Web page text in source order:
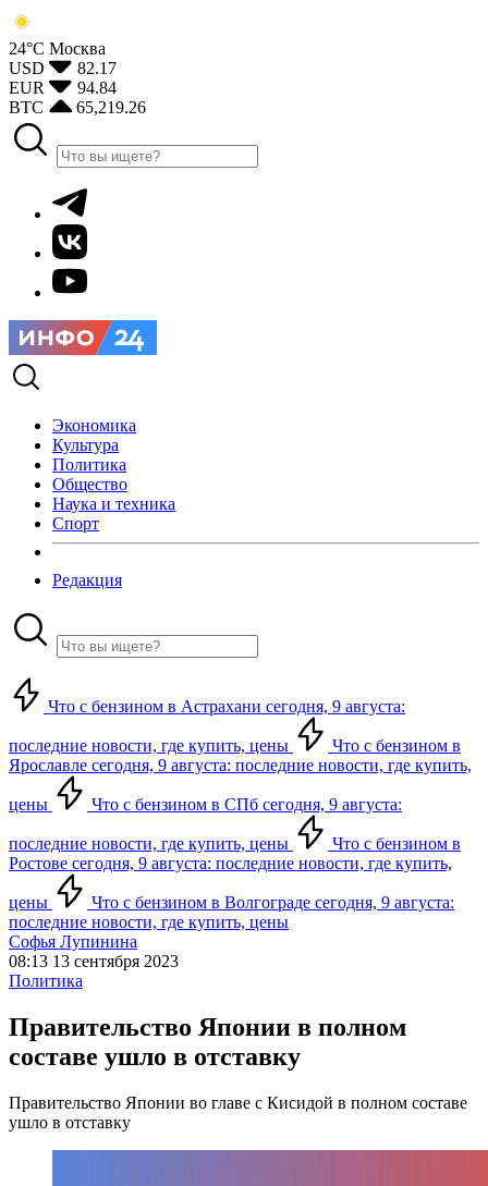
24°С Москва
USD
82.17
EUR
94.84
BTC
65,219.26
Экономика
Культура
Политика
Общество
Наука и техника
Спорт
Редакция
Что с бензином в Астрахани сегодня, 9 августа:
последние новости, где купить, цены
Что с бензином в
Ярославле сегодня, 9 августа: последние новости, где купить,
цены Что с бензином в СПб сегодня, 9 августа:
последние новости, где купить, цены
Что с бензином в
Ростове сегодня, 9 августа: последние новости, где купить,
цены
Что с бензином в Волгограде сегодня, 9 августа:
последние новости, где купить, цены
Софья Лупинина
08:13 13 сентября 2023
Политика
Правительство Японии в полном
составе ушло в отставку
Правительство Японии во главе с Кисидой в полном составе
ушло в отставку